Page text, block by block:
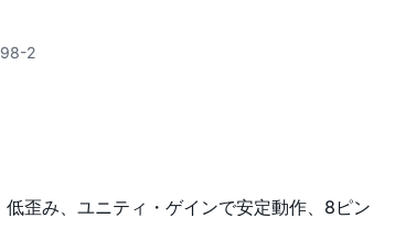
2
歪み、ユニティ・ゲインで安定動作、8ピン